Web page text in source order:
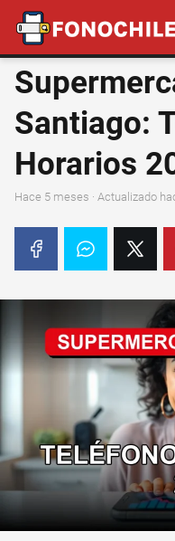
Santiago:
Horarios
hace 5 meses · Actualizado